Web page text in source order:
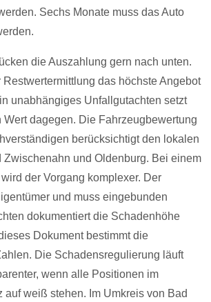
Sechs Monate muss das Auto
die Auszahlung gern nach unten.
das höchste Angebot
unabhängiges Unfallgutachten setzt
dagegen. Die Fahrzeugbewertung
berücksichtigt den lokalen
Zwischenahn und Oldenburg. Bei einem
der Vorgang komplexer. Der
und muss eingebunden
dokumentiert die Schadenhöhe
Dokument bestimmt die
Die Schadensregulierung läuft
wenn alle Positionen im
auf weiß stehen. Im Umkreis von Bad